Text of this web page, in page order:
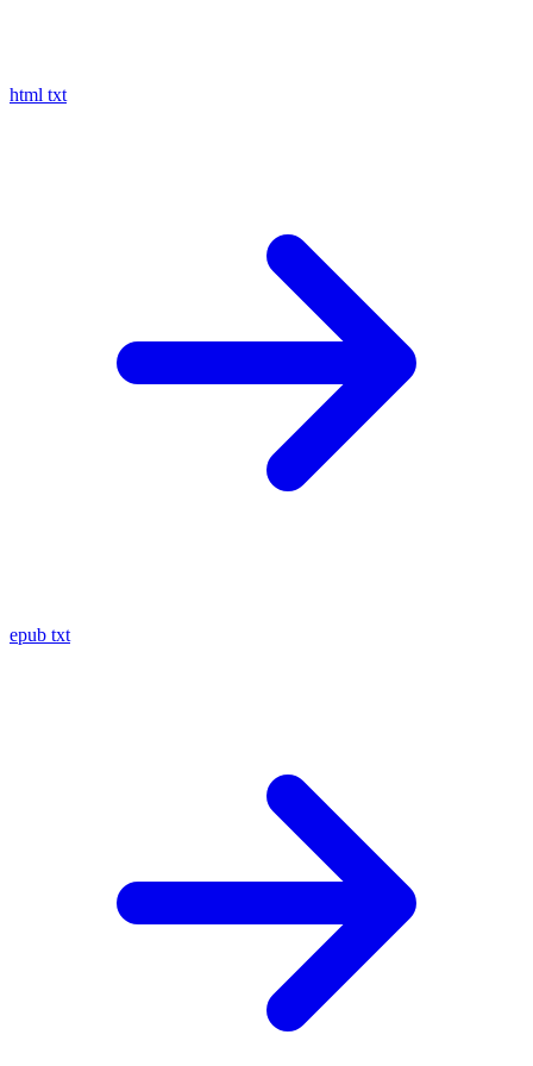
html txt
epub txt